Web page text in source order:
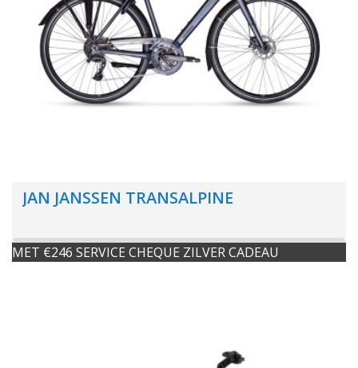
JAN JANSSEN TRANSALPINE
MET €246 SERVICE CHEQUE ZILVER CADEAU